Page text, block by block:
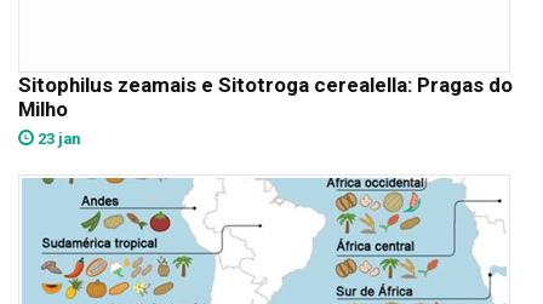
Sitophilus zeamais e Sitotroga cerealella: Pragas do
Milho
23 jan